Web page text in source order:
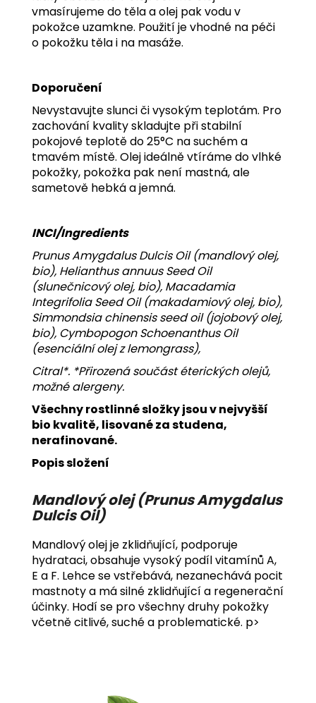
vmasírujeme do těla a olej pak vodu v
pokožce uzamkne. Použití je vhodné na péči
o pokožku těla i na masáže.
Doporučení
Nevystavujte slunci či vysokým teplotám. Pro
zachování kvality skladujte při stabilní
pokojové teplotě do 25°C na suchém a
tmavém místě. Olejideálně vtíráme do vlhké
pokožky, pokožka pak není mastná, ale
sametově hebká a jemná.
INCI/Ingredients
Prunus Amygdalus Dulcis Oil (mandlový olej,
bio), Helianthus annuus Seed Oil
(slunečnicový olej, bio), Macadamia
Integrifolia Seed Oil (makadamiový olej, bio),
Simmondsia chinensis seed oil (jojobový olej,
bio), Cymbopogon Schoenanthus Oil
(esenciální olej z lemongrass),
Citral*. *Přirozená součást éterických olejů,
možné alergeny.
Všechny rostlinné složky jsou v nejvyšší
bio kvalitě, lisované za studena,
nerafinované.
Popis složení
Mandlový olej (Prunus Amygdalus
Dulcis Oil)
Mandlový olej je zklidňující, podporuje
hydrataci, obsahuje vysoký podíl vitamínů A,
E a F. Lehce se vstřebává, nezanechává pocit
mastnoty a má silné zklidňující a regenerační
účinky. Hodí se pro všechny druhy pokožky
včetně citlivé, suché a problematické. p>